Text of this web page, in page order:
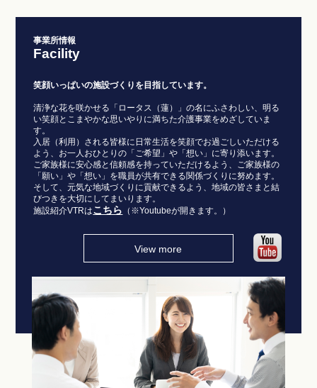
事業所情報
Facility
笑顔いっぱいの施設づくりを目指しています。
清浄な花を咲かせる「ロータス（蓮）」の名にふさわしい、明る
い笑顔とこまやかな思いやりに満ちた介護事業をめざしていま
す。
入居（利用）される皆様に日常生活を笑顔でお過ごしいただける
よう、お一人おひとりの「ご希望」や「想い」に寄り添います。
ご家族様に安心感と信頼感を持っていただけるよう、ご家族様の
「願い」や「想い」を職員が共有できる関係づくりに努めます。
そして、元気な地域づくりに貢献できるよう、地域の皆さまと結
びつきを大切にしてまいります。
施設紹介VTRはこちら （※Youtubeが開きます。）
View more